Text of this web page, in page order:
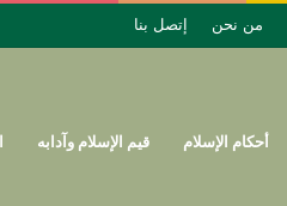
من نحن إتصل بنا
أحكام الإسلام قيم الإسلام وآدابه